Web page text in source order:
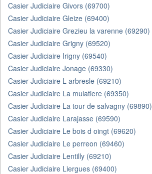
Casier Judiciaire Givors (69700)
Casier Judiciaire Gleize (69400)
Casier Judiciaire Grezieu la varenne (69290)
Casier Judiciaire Grigny (69520)
Casier Judiciaire Irigny (69540)
Casier Judiciaire Jonage (69330)
Casier Judiciaire L arbresle (69210)
Casier Judiciaire La mulatiere (69350)
Casier Judiciaire La tour de salvagny (69890)
Casier Judiciaire Larajasse (69590)
Casier Judiciaire Le bois d oingt (69620)
Casier Judiciaire Le perreon (69460)
Casier Judiciaire Lentilly (69210)
Casier Judiciaire Liergues (69400)